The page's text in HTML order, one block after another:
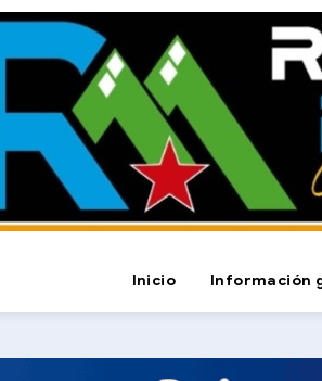
Inicio Información